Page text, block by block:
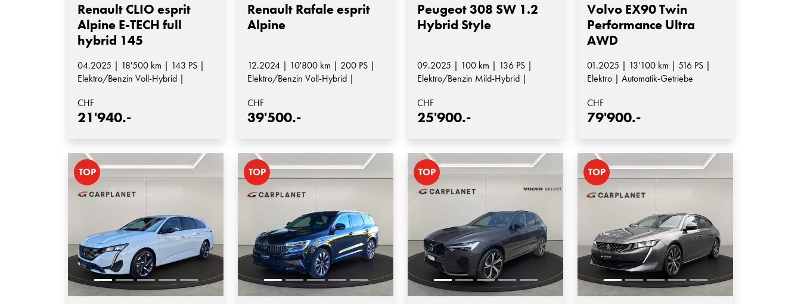
Renault CLIO esprit
Alpine E-TECH full
hybrid 145
04.2025 | 18'500 km | 143 PS |
Elektro/Benzin Voll-Hybrid |
CHF
21'940.-
Renault Rafale esprit
Alpine
12.2024 | 10'800 km | 200 PS |
Elektro/Benzin Voll-Hybrid |
CHF
39'500.-
Peugeot 308 SW 1.2
Hybrid Style
09.2025 | 100 km | 136 PS |
Elektro/Benzin Mild-Hybrid |
CHF
25'900.-
Volvo EX90 Twin
Performance Ultra
AWD
01.2025 | 13'100 km | 516 PS |
Elektro | Automatik-Getriebe
CHF
79'900.-
TOP TOP TOP TOP